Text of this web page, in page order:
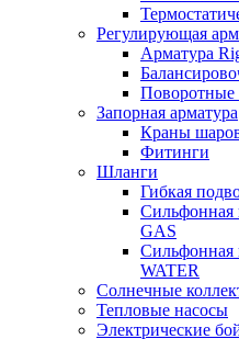
Регулирующая
Арматура
Поворотные
Запорная арматура
Краны
Фитинги
Шланги
Гибкая
Сильфонная
GAS
Сильфонная
WATER
Солнечные
Тепловые насосы
Электрические